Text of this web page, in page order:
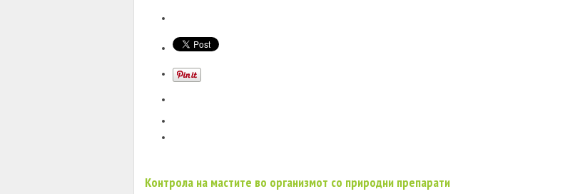
Контрола на мастите во организмот со природни препарати